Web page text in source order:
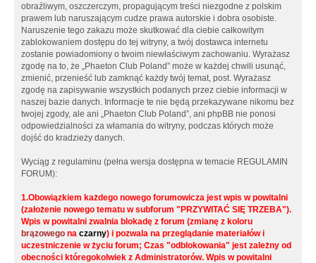
obraźliwym, oszczerczym, propagującym treści niezgodne z polskim
prawem lub naruszającym cudze prawa autorskie i dobra osobiste.
Naruszenie tego zakazu może skutkować dla ciebie całkowitym
zablokowaniem dostępu do tej witryny, a twój dostawca internetu
zostanie powiadomiony o twoim niewłaściwym zachowaniu. Wyrażasz
zgodę na to, że „Phaeton Club Poland” może w każdej chwili usunąć,
zmienić, przenieść lub zamknąć każdy twój temat, post. Wyrażasz
zgodę na zapisywanie wszystkich podanych przez ciebie informacji w
naszej bazie danych. Informacje te nie będą przekazywane nikomu bez
twojej zgody, ale ani „Phaeton Club Poland”, ani phpBB nie ponosi
odpowiedzialności za włamania do witryny, podczas których może
dojść do kradzieży danych.
Wyciąg z regulaminu (pełna wersja dostępna w temacie REGULAMIN
FORUM):
1.Obowiązkiem każdego nowego forumowicza jest wpis w powitalni
(założenie nowego tematu w subforum "PRZYWITAĆ SIĘ TRZEBA").
Wpis w powitalni zwalnia blokadę z forum (zmianę z koloru
brązowego na czarny) i pozwala na przeglądanie materiałów i
uczestniczenie w życiu forum; Czas "odblokowania" jest zależny od
obecności któregokolwiek z Administratorów. Wpis w powitalni